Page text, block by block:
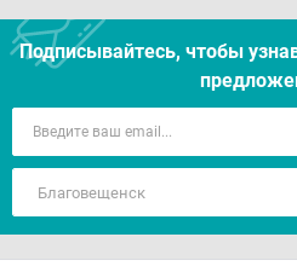
Подписывайтесь, чтобы